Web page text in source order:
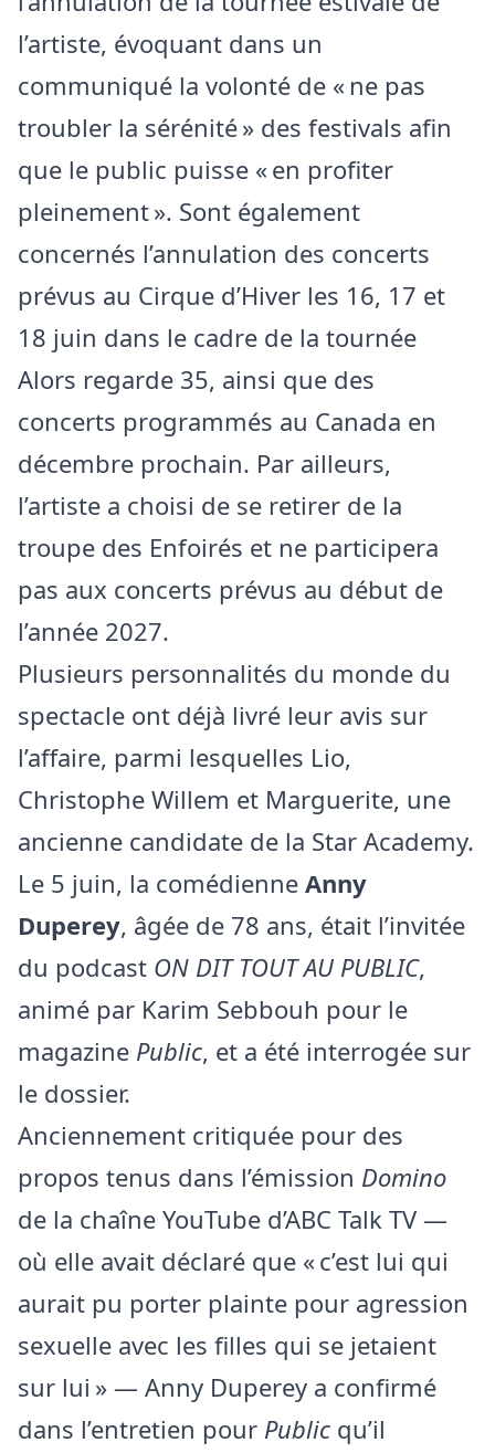
l’artiste, évoquant dans un
communiqué la volonté de « ne pas
troubler la sérénité » des festivals afin
que le public puisse « en profiter
pleinement ». Sont également
concernés l’annulation des concerts
prévus au Cirque d’Hiver les 16, 17 et
18 juin dans le cadre de la tournée
Alors regarde 35, ainsi que des
concerts programmés au Canada en
décembre prochain. Par ailleurs,
l’artiste a choisi de se retirer de la
troupe des Enfoirés et ne participera
pas aux concerts prévus au début de
l’année 2027.
Plusieurs personnalités du monde du
spectacle ont déjà livré leur avis sur
l’affaire, parmi lesquelles Lio,
Christophe Willem et Marguerite, une
ancienne candidate de la Star Academy.
Le 5 juin, la comédienne Anny
Duperey, âgée de 78 ans, était l’invitée
du podcast ON DIT TOUT AU PUBLIC,
animé par Karim Sebbouh pour le
magazine Public, et a été interrogée sur
le dossier.
Anciennement critiquée pour des
propos tenus dans l’émission Domino
de la chaîne YouTube d’ABC Talk TV —
où elle avait déclaré que « c’est lui qui
aurait pu porter plainte pour agression
sexuelle avec les filles qui se jetaient
sur lui » — Anny Duperey a confirmé
dans l’entretien pour Public qu’il